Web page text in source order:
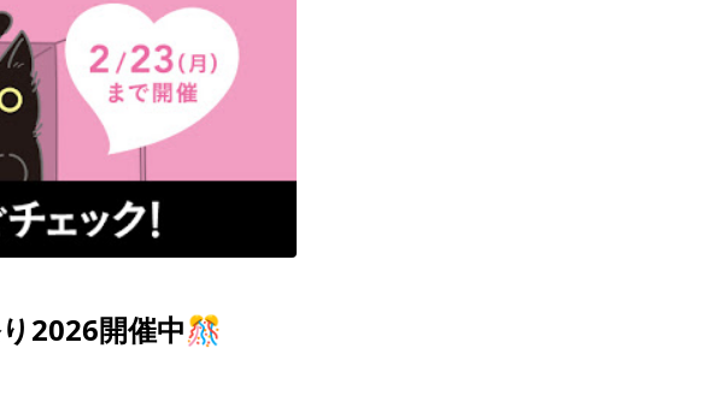
2026開催中🎊